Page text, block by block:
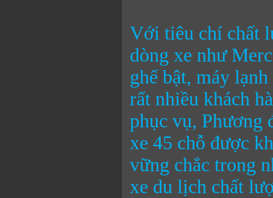
Với tiêu chí chất
dòng xe như
ghế bật, máy
rất nhiều khách
phục vụ, Phương
xe 45 chỗ được
vững chắc trong
xe du lịch chất